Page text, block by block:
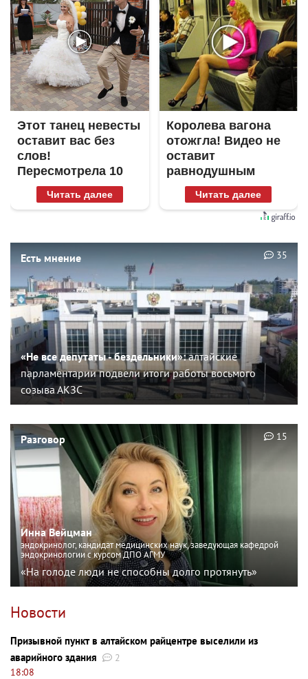
Этот танец невесты
оставит вас без
слов!
Пересмотрела 10
раз
Читать далее
Королева вагона
отожгла! Видео не
оставит
равнодушным
Читать далее
Есть мнение
«Не все депутаты - бездельники»:алтайские
парламентарии подвели итоги работы восьмого
созыва АКЗС
35
Разговор
Инна Вейцман
эндокринолог, кандидат медицинских наук, заведующая кафедрой
эндокринологии с курсом ДПО АГМУ
«На голоде люди не способны долго протянуть»
15
Новости
Призывной пункт в алтайском райцентре выселили из
аварийного здания
2
18:08